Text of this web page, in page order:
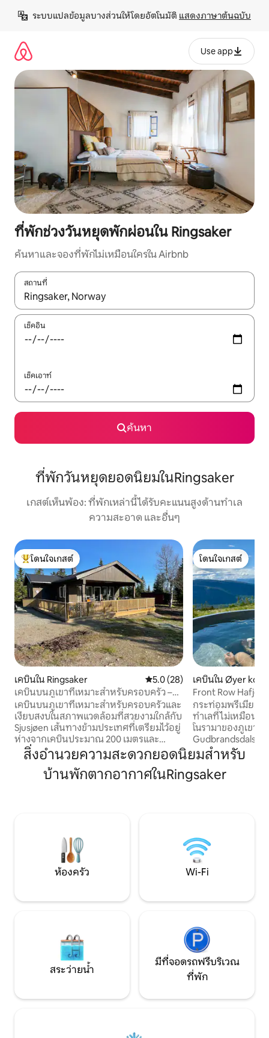
เนื้อหา
ระบบแปลข้อมูลบางส่วนให้โดยอัตโนมัติ แสดงภาษาต้นฉบับ
Use app
ที่พักช่วงวันหยุดพักผ่อนใน Ringsaker
ค้นหาและจองที่พักไม่เหมือนใครใน Airbnb
สถานที่
ใช้ลูกศรขึ้นลง หรือใช้การสัมผัสหรือปัด เพื่อสำรวจผลการค้นหา
เช็คอิน
เช็คเอาท์
ค้นหา
ที่พักวันหยุดยอดนิยมในRingsaker
เกสต์เห็นพ้อง: ที่พักเหล่านี้ได้รับคะแนนสูงด้านทำเล
ความสะอาด และอื่นๆ
โดนใจเกสต์ที่สุด
โดนใจเกสต์
เคบินใน Ringsaker คะแนนเฉลี่ย 5.0 จาก 5, 28 รีวิว
5.0 (28)
เคบินบนภูเขาที่เหมาะสำหรับครอบครัว –
ข้ามประเทศใกล้กับ Sjusjøen
เคบินบนภูเขาที่เหมาะสำหรับครอบครัวและ
เงียบสงบในสภาพแวดล้อมที่สวยงามใกล้กับ
Sjusjøen เส้นทางข้ามประเทศที่เตรียมไว้อยู่
ห่างจากเคบินประมาณ 200 เมตรและ
สามารถเข้าถึงเครือข่ายเส้นทางเดินอย่าง
ต่อเนื่องไปยัง Sjusjøen ระยะทางสั้นๆไปยัง
ศูนย์สกี Sjusjøen ที่มีเนินเขาอัลไพน์เป็น
และตกปลา (ใบอนุญาตตกปลา) ที่พักที่
สมบูรณ์แบบตลอดทั้งปีสำหรับครอบครัวที่
กระตือรือร้น
โดนใจเกสต์
โดนใจเกสต์
เคบินใน Øyer
Front Row Hafjell
ออกได้โดยไม่ต้อง
กระท่อมพรีเมียมที่
ทำเลที่ไม่เหมือนใ
โนรามาของภูเขา หุ
ตะวันตก มีแสงแด
ทริกและอ่างน้ำร้อ
กระท่อมผสมผสา
ครอบครัว เพื่อน แ
แบบผ่อนคลาย เต
และพระอาทิตย์ต
สิ่งอำนวยความสะดวกยอดนิยมสำหรับ
บ้านพักตากอากาศในRingsaker
ห้องครัว Wi-Fi
สระว่ายน้ำ
มีที่จอดรถฟรีบริเวณ
ที่พัก